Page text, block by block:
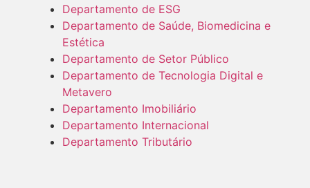
Departamento de ESG
Departamento de Saúde, Biomedicina e
Estética
Departamento de Setor Público
Departamento de Tecnologia Digital e
Metavero
Departamento Imobiliário
Departamento Internacional
Departamento Tributário